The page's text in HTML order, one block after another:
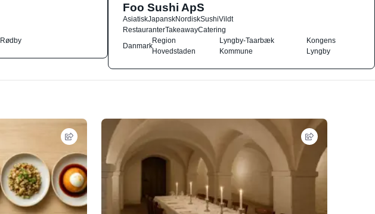
Rødby
Foo Sushi ApS
AsiatiskJapanskNordiskSushiVildt
RestauranterTakeawayCatering
Danmark
Region
Hovedstaden
Lyngby-Taarbæk
Kommune
Kongens
Lyngby